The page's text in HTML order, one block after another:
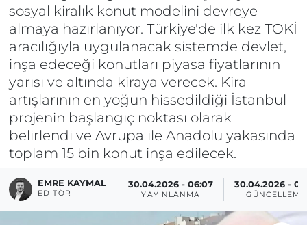
sosyal kiralık konut modelini devreye
almaya hazırlanıyor. Türkiye'de ilk kez TOKİ
aracılığıyla uygulanacak sistemde devlet,
inşa edeceği konutları piyasa fiyatlarının
yarısı ve altında kiraya verecek. Kira
artışlarının en yoğun hissedildiği İstanbul
projenin başlangıç noktası olarak
belirlendi ve Avrupa ile Anadolu yakasında
toplam 15 bin konut inşa edilecek.
EMRE KAYMAL
EDITÖR
30.04.2026 - 06:07
YAYINLANMA
30.04.2026 -
GÜNCELLEME